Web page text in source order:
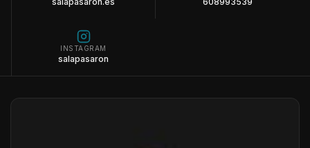
INSTAGRAM
salapasaron